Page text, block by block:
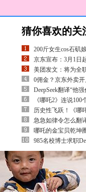
猜你喜欢的关
200斤女生cos石矶
京东宣布：3月1日
美团发文：将为全
0佣金？京东外卖
DeepSeek翻译“他
《哪吒2》连说
历史性飞跃！《哪
急急如律令怎么翻
哪吒的金宝贝乾坤
985名校博士求职